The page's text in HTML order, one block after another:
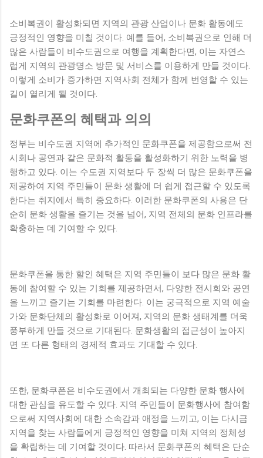
소비복권이 활성화되면 지역의 관광 산업이나 문화 활동에도
긍정적인 영향을 미칠 것이다. 예를 들어, 소비복권으로 인해 더
많은 사람들이 비수도권으로 여행을 계획한다면, 이는 자연스
럽게 지역의 관광명소 방문 및 서비스를 이용하게 만들 것이다.
이렇게 소비가 증가하면 지역사회 전체가 함께 번영할 수 있는
길이 열리게 될 것이다.
문화쿠폰의 혜택과 의의
정부는 비수도권 지역에 추가적인 문화쿠폰을 제공함으로써 전
시회나 공연과 같은 문화적 활동을 활성화하기 위한 노력을 병
행하고 있다. 이는 수도권 지역보다 두 장씩 더 많은 문화쿠폰을
제공하여 지역 주민들이 문화 생활에 더 쉽게 접근할 수 있도록
한다는 취지에서 특히 중요하다. 이러한 문화쿠폰의 사용은 단
순히 문화 생활을 즐기는 것을 넘어, 지역 전체의 문화 인프라를
확충하는 데 기여할 수 있다.
문화쿠폰을 통한 할인 혜택은 지역 주민들이 보다 많은 문화 활
동에 참여할 수 있는 기회를 제공하면서, 다양한 전시회와 공연
을 느끼고 즐기는 기회를 마련한다. 이는 궁극적으로 지역 예술
가와 문화단체의 활성화로 이어져, 지역의 문화 생태계를 더욱
풍부하게 만들 것으로 기대된다. 문화생활의 접근성이 높아지
면 또 다른 형태의 경제적 효과도 기대할 수 있다.
또한, 문화쿠폰은 비수도권에서 개최되는 다양한 문화 행사에
대한 관심을 유도할 수 있다. 지역 주민들이 문화행사에 참여함
으로써 지역사회에 대한 소속감과 애정을 느끼고, 이는 다시금
지역을 찾는 사람들에게 긍정적인 영향을 미쳐 지역의 정체성
을 확립하는 데 기여할 것이다. 따라서 문화쿠폰의 혜택은 단순